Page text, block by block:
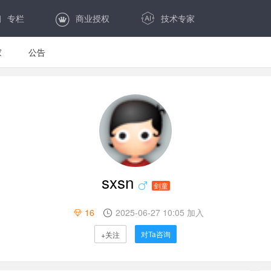
专栏 商业授权 技术专家
公告
sxsn 剑童
16 2025-06-27 10:05 加入
+关注 对Ta咨询